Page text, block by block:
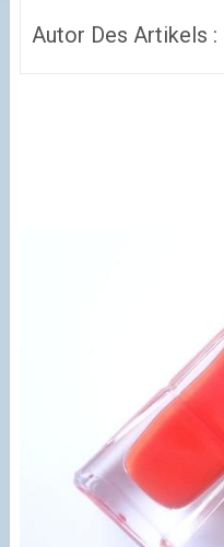
Autor Des Artikels :